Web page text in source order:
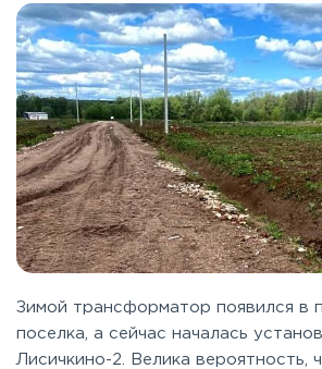
Зимой трансформатор появился в
поселка, а сейчас началась
Лисичкино-2. Велика вероятность,